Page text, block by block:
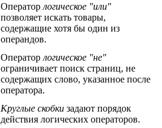
Оператор логическое "или"
позволяет искать товары,
содержащие хотя бы один из
операндов.
Оператор логическое "не"
ограничивает поиск страниц, не
содержащих слово, указанное после
оператора.
Круглые скобки задают порядок
действия логических операторов.